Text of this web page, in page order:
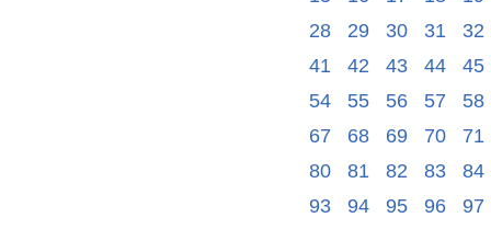
28
29 30 31
32
41
42 43 44
45
54
55 56 57
58
67
68 69 70
71
80
81 82 83
84
93
94 95 96
97